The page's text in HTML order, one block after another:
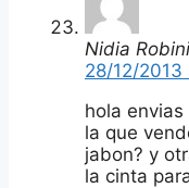
Nidia
28/12/
hola
la que
jabon? y
la cinta